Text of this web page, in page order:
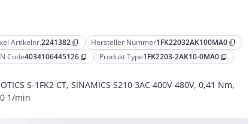
Artikelnr.2241382 content_copy Hersteller Nummer1FK22032AK100MA0 content_copy
Code4034106445126 content_copy Produkt Type1FK2203-2AK10-0MA0 content_copy
S-1FK2 CT, SINAMICS S210 3AC 400V-480V, 0,41 Nm,
1/min